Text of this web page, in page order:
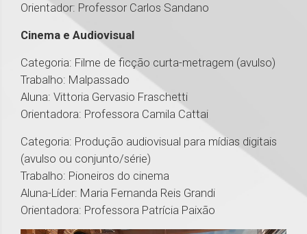
Orientador: Professor Carlos Sandano
Cinema e Audiovisual
Categoria: Filme de ficção curta-metragem (avulso)
Trabalho: Malpassado
Aluna: Vittoria Gervasio Fraschetti
Orientadora: Professora Camila Cattai
Categoria: Produção audiovisual para mídias digitais
(avulso ou conjunto/série)
Trabalho: Pioneiros do cinema
Aluna-Líder: Maria Fernanda Reis Grandi
Orientadora: Professora Patrícia Paixão